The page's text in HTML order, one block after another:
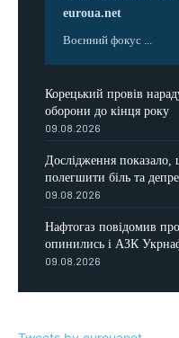
euroua.net
Воєнний фокус ...
Корецький провів
оборони до кінця року
09.08.2026
Дослідження
полегшити біль та
09.08.2026
Нафтогаз повідомив
опинились і АЗК
09.08.2026